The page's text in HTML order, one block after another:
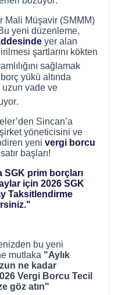
Mali Müşavir (SMMM)
yeni düzenleme,
yer alan
şartlarını kökten
sağlamak
yükü altında
vade ve
.
Sincan’a
yöneticisini ve
yeni vergi borcu
başları!
SGK prim borçları
için 2026 SGK
Taksitlendirme
bu yeni
mutlaka "Aylık
ne kadar
Vergi Borcu Tecil
göz atın"